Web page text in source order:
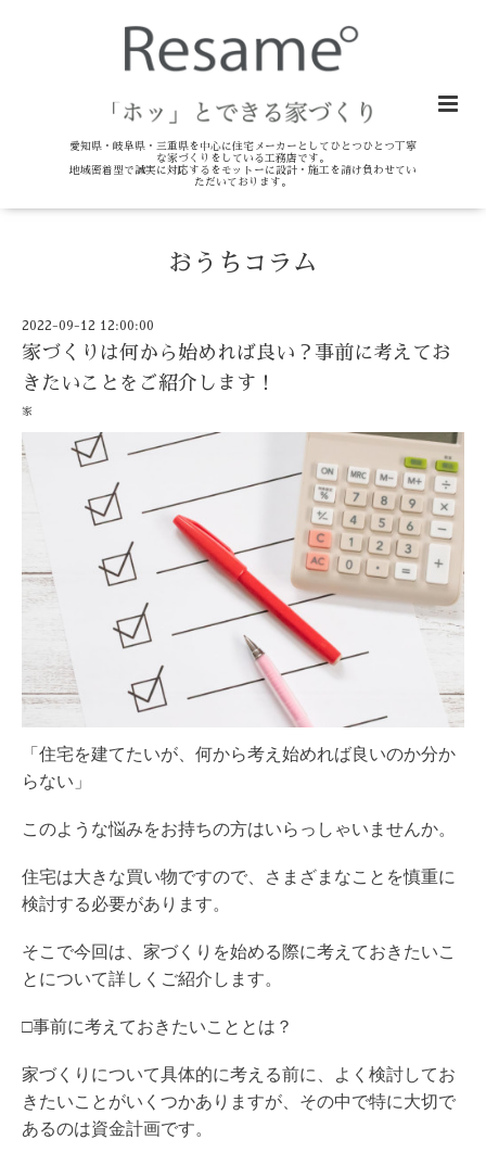
愛知県・岐阜県・三重県を中心に住宅メーカーとしてひとつひとつ丁寧
な家づくりをしている工務店です。
地域密着型で誠実に対応するをモットーに設計・施工を請け負わせてい
ただいております。
おうちコラム
2022-09-12 12:00:00
家づくりは何から始めれば良い？事前に考えてお
きたいことをご紹介します！
家
「住宅を建てたいが、何から考え始めれば良いのか分か
らない」
このような悩みをお持ちの方はいらっしゃいませんか。
住宅は大きな買い物ですので、さまざまなことを慎重に
検討する必要があります。
そこで今回は、家づくりを始める際に考えておきたいこ
とについて詳しくご紹介します。
□事前に考えておきたいこととは？
家づくりについて具体的に考える前に、よく検討してお
きたいことがいくつかありますが、その中で特に大切で
あるのは資金計画です。